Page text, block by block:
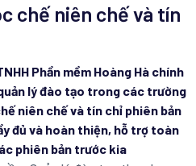
chế niên chế và tín
Phần mềm Hoàng Hà chính
lý đào tạo trong các trường
niên chế và tín chỉ phiên bản
đủ và hoàn thiện, hỗ trợ toàn
phiên bản trước kia